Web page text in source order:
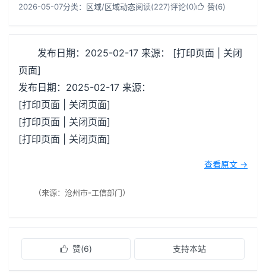
2026-05-07分类： 区域/区域动态阅读(227)评论(0) 赞(6)
发布日期：2025-02-17 来源： [打印页面 | 关闭
页面]
发布日期：2025-02-17 来源：
[打印页面 | 关闭页面]
[打印页面 | 关闭页面]
[打印页面 | 关闭页面]
查看原文 →
（来源：沧州市-工信部门）
 赞(6) 支持本站